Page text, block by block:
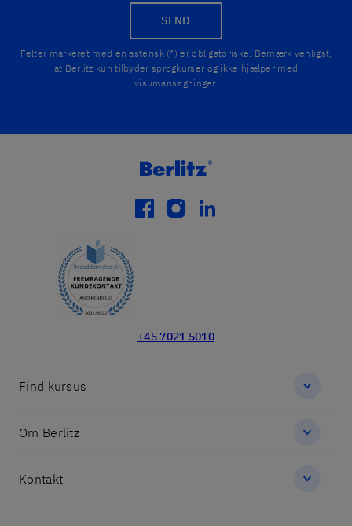
SEND
Felter markeret med en asterisk (*) er obligatoriske. Bemærk venligst,
at Berlitz kun tilbyder sprogkurser og ikke hjælper med
visumansøgninger.
facebook
instagram
linkedin
+45 7021 5010
Find kursus
Om Berlitz
Kontakt